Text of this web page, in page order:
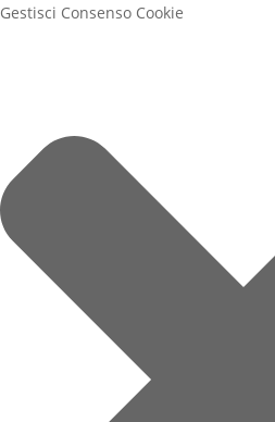
Gestisci Consenso Cookie